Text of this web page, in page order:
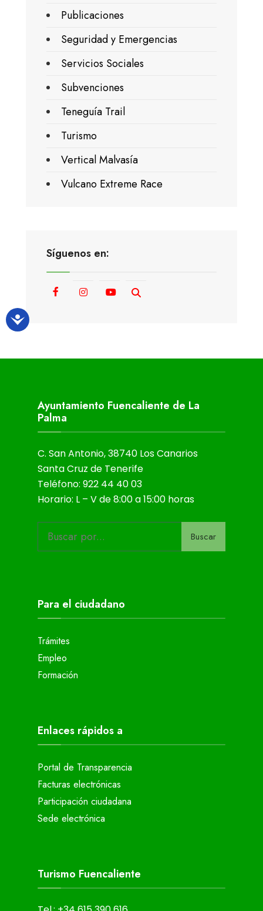
Publicaciones
Seguridad y Emergencias
Servicios Sociales
Subvenciones
Teneguía Trail
Turismo
Vertical Malvasía
Vulcano Extreme Race
Síguenos en:
Ayuntamiento Fuencaliente de La
Palma
C. San Antonio, 38740 Los Canarios
Santa Cruz de Tenerife
Teléfono: 922 44 40 03
Horario: L – V de 8:00 a 15:00 horas
Buscar
Para el ciudadano
Trámites
Empleo
Formación
Enlaces rápidos a
Portal de Transparencia
Facturas electrónicas
Participación ciudadana
Sede electrónica
Turismo Fuencaliente